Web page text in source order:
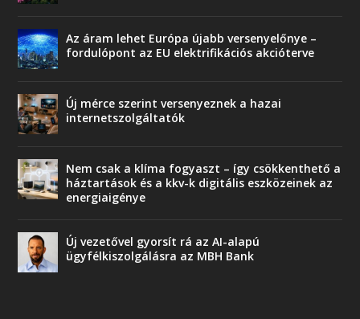
Az áram lehet Európa újabb versenyelőnye –
fordulópont az EU elektrifikációs akcióterve
Új mérce szerint versenyeznek a hazai
internetszolgáltatók
Nem csak a klíma fogyaszt – így csökkenthető a
háztartások és a kkv-k digitális eszközeinek az
energiaigénye
Új vezetővel gyorsít rá az AI-alapú
ügyfélkiszolgálásra az MBH Bank